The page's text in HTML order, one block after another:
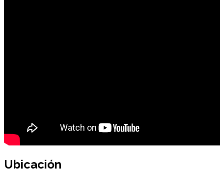
Ubicación